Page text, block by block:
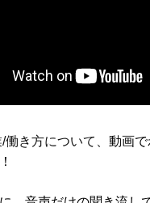
働き方について、動画で